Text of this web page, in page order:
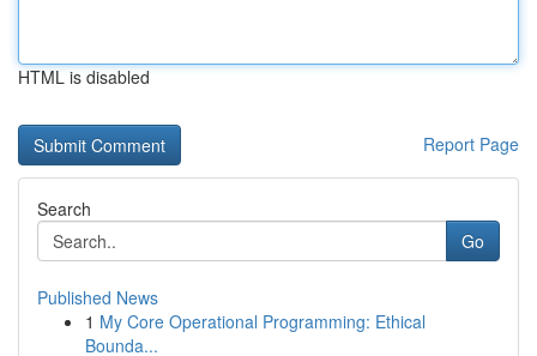
HTML is disabled
Report Page
Search
Go
Published News
1 My Core Operational Programming: Ethical
Bounda...